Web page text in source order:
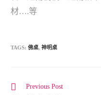
材….等
TAGS:佛桌, 神明桌
C
Previous Post